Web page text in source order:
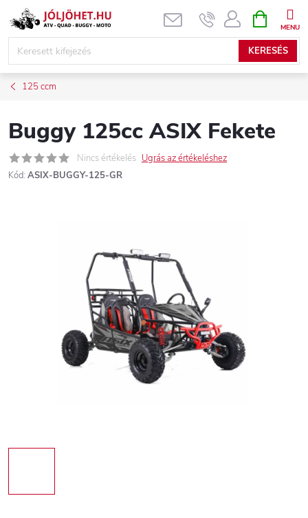
Ugrás
KERESÉS
KOSÁR
125 ccm
Buggy 125cc ASIX Fekete
Nincs értékelés Ugrás az értékeléshez
Kód: ASIX-BUGGY-125-GR